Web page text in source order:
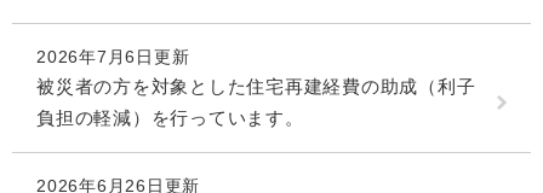
2026年7月6日更新
被災者の方を対象とした住宅再建経費の助成（利子
負担の軽減）を行っています。
2026年6月26日更新